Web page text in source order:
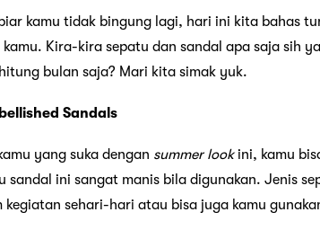
kamu tidak bingung lagi, hari ini kita bahas
Kira-kira sepatu dan sandal apa saja sih
bulan saja? Mari kita simak yuk.
Sandals
yang suka dengan summer lookini, kamu
sandal ini sangat manis bila digunakan. Jenis
kegiatan sehari-hari atau bisa juga kamu